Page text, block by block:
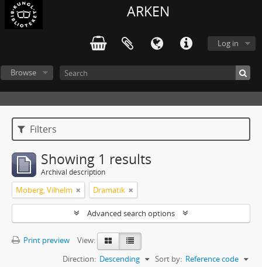
ARKEN
Log in
Browse
Filters
Showing 1 results
Archival description
Moberg, Vilhelm Dramatik
Advanced search options
Print preview
View:
Sort by: Reference code
Direction: Descending